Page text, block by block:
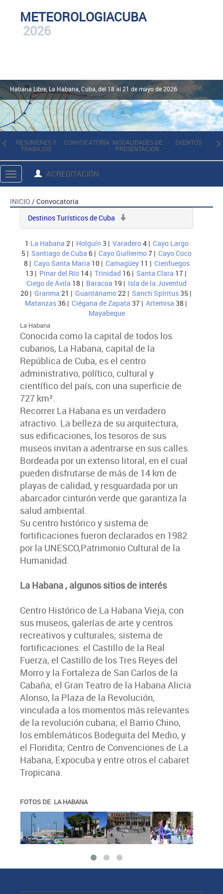
METEOROLOGIACUBA
2026
Habana Libre, La Habana, Cuba, del 18 al 21 de mayo de 2026
RESÚMENES Y
TRABAJOS
CONVOCATORIA MODALIDADES DE
PRESENTACIÓN
EVENTOS
Toggle
navigation
ACREDITACIÓN
INICIO / Convocatoria
Destinos Turísticos de Cuba
1 La Habana 2 | Holguín 3 | Varadero4 | Cayo Largo
5 | Santiago de Cuba 6 | Cayo Guillermo7 | Cayo Coco
8 | Cayo Santa Maria 10 | Camagüey11 | Cienfuegos
13 | Pinar del Río 14 | Trinidad 16 | Santa Clara 17 |
Ciego de Ávila 18 | Baracoa 19 | Isla de la Juventud
20 | Granma 21 | Guantánamo22 | Sancti Spíritus 35 |
Matanzas 36 | Ciégana de Zapata 37 | Artemisa 38 |
Mayabeque
La Habana
Conocida como la capital de todos los
cubanos, La Habana, capital de la
República de Cuba, es el centro
administrativo, político, cultural y
científico del país, con una superficie de
727 km².
Recorrer La Habana es un verdadero
atractivo. La belleza de su arquitectura,
sus edificaciones, los tesoros de sus
museos invitan a adentrarse en sus calles.
Bordeada por un extenso litoral, en el cual
pueden disfrutarse de más de 14 km de
playas de calidad, y resguardada por un
abarcador cinturón verde que garantiza la
salud ambiental.
Su centro histórico y sistema de
fortificaciones fueron declarados en 1982
por la UNESCO,Patrimonio Cultural de la
Humanidad.
La Habana , algunos sitios de interés
Centro Histórico de La Habana Vieja, con
sus museos, galerías de arte y centros
recreativos y culturales; sistema de
fortificaciones: el Castillo de la Real
Fuerza, el Castillo de los Tres Reyes del
Morro y la Fortaleza de San Carlos de la
Cabaña; el Gran Teatro de la Habana Alicia
Alonso, la Plaza de la Revolución,
vinculada a los momentos más relevantes
de la revolución cubana; el Barrio Chino,
los emblemáticos Bodeguita del Medio, y
el Floridita; Centro de Convenciones de La
Habana, Expocuba y entre otros el cabaret
Tropicana.
FOTOS DE LA HABANA